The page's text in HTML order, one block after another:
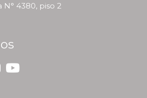
N° 4380, piso 2